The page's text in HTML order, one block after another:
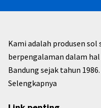
Kami adalah produsen
berpengalaman dalam
Bandung sejak tahun
Selengkapnya